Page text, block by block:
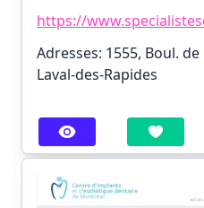
https://
Adresses: 1555, Boul.
Laval-des-Rapides